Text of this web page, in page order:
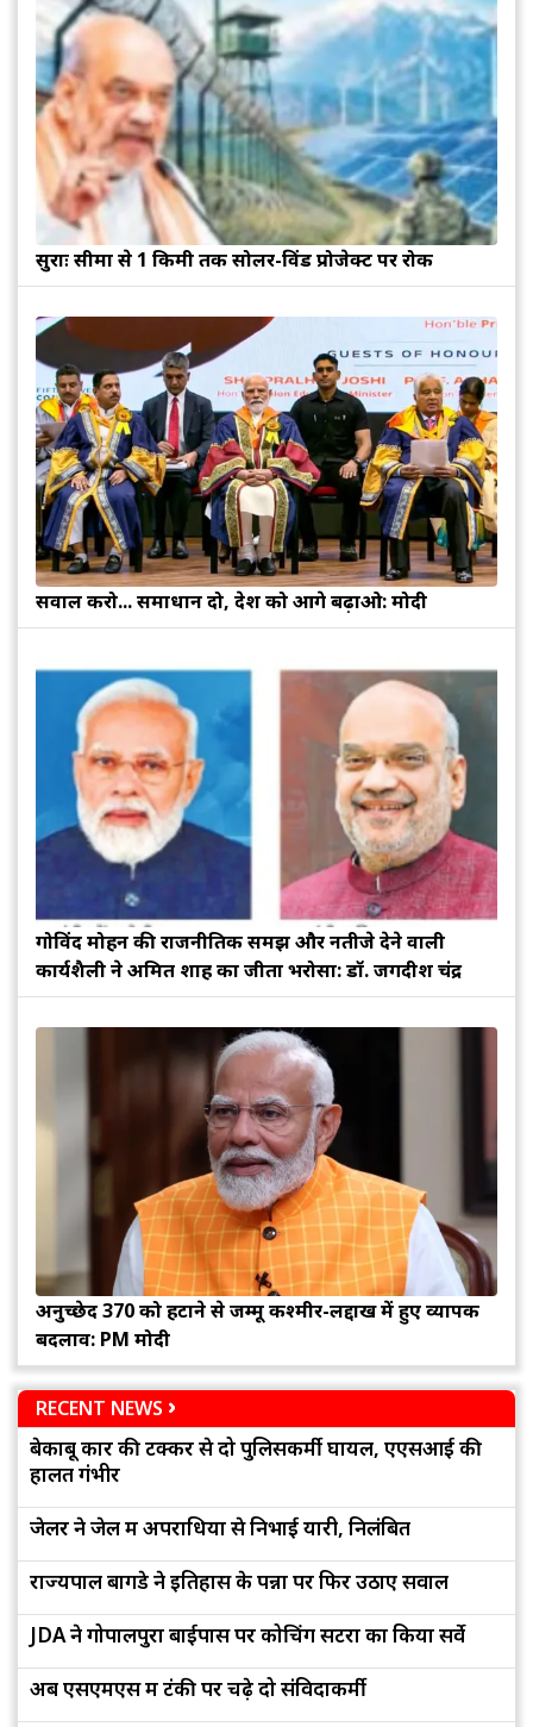
सुरक्षाः सीमा से 1 किमी तक सोलर-विंड प्रोजेक्ट पर रोक
सवाल करो... समाधान दो, देश को आगे बढ़ाओ: मोदी
गोविंद मोहन की राजनीतिक समझ और नतीजे देने वाली
कार्यशैली ने अमित शाह का जीता भरोसा: डॉ. जगदीश चंद्र
अनुच्छेद 370 को हटाने से जम्मू कश्मीर-लद्दाख में हुए व्यापक
बदलाव: PM मोदी
RECENT NEWS
बेकाबू कार की टक्कर से दो पुलिसकर्मी घायल, एएसआई की
हालत गंभीर
जेलर ने जेल में अपराधियों से निभाई यारी, निलंबित
राज्यपाल बागडे ने इतिहास के पन्नों पर फिर उठाए सवाल
JDA ने गोपालपुरा बाईपास पर कोचिंग सेंटरों का किया सर्वे
अब एसएमएस में टंकी पर चढ़े दो संविदाकर्मी